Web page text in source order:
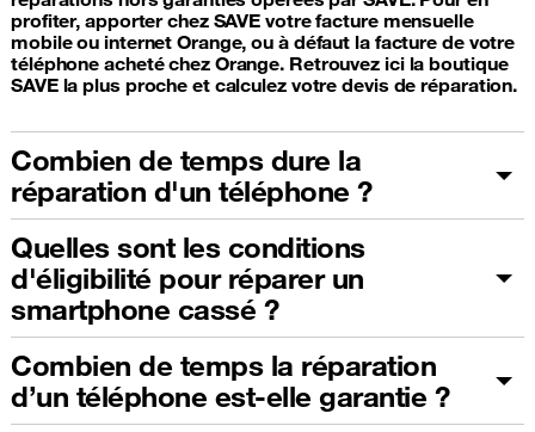
profiter, apporter chez SAVE votre facture mensuelle
mobile ou internet Orange, ou à défaut la facture de votre
téléphone acheté chez Orange. Retrouvez ici la boutique
SAVE la plus proche et calculez votre devis de réparation.
Combien de temps dure la
réparation d'un téléphone ?
Quelles sont les conditions
d'éligibilité pour réparer un
smartphone cassé ?
Combien de temps la réparation
d’un téléphone est-elle garantie ?